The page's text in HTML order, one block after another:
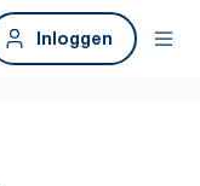
Inloggen